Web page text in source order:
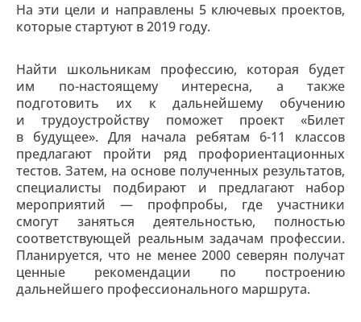
На эти цели и направлены 5 ключевых проектов,
которые стартуют в 2019 году.
Найти школьникам профессию, которая будет
им по-настоящему интересна, а также
подготовить их к дальнейшему обучению
и трудоустройству поможет проект «Билет
в будущее». Для начала ребятам 6-11 классов
предлагают пройти ряд профориентационных
тестов. Затем, на основе полученных результатов,
специалисты подбирают и предлагают набор
мероприятий — профпробы, где участники
смогут заняться деятельностью, полностью
соответствующей реальным задачам профессии.
Планируется, что не менее 2000 северян получат
ценные рекомендации по построению
дальнейшего профессионального маршрута.